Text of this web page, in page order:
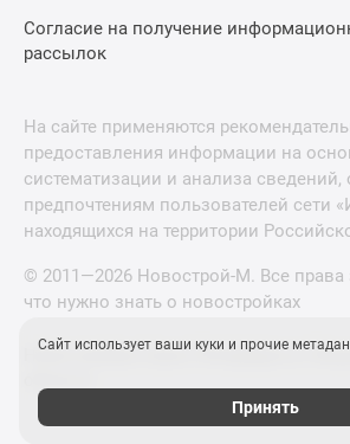
Согласие на получение
рассылок
На сайте применяются
предоставления информации на
систематизации и анализа сведений,
предпочтениям пользователей сети
находящихся на территории
© 2011—2026 Новострой-М. Все
что нужно знать о новостройках
Новостройки Санкт-Петербурга и
Сайт использует ваши куки и прочие
Принять